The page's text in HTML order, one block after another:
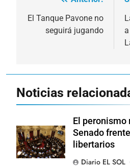
de
entradas
El Tanque Pavone no
seguirá jugando
Noticias
El peronismo
Senado
libertarios
Diario EL SOL